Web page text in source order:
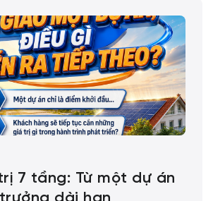
7 tầng: Từ một dự án